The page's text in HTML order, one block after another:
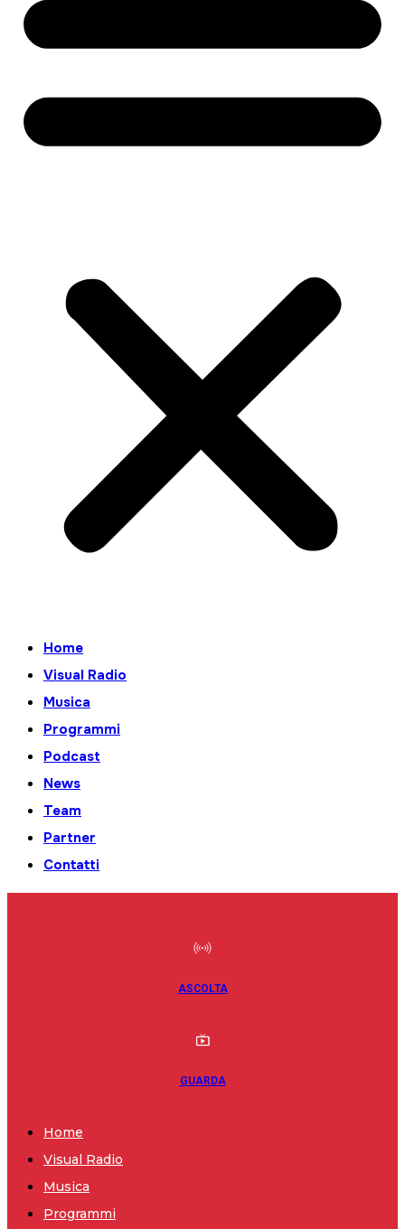
Home
Visual Radio
Musica
Programmi
Podcast
News
Team
Partner
Contatti
ASCOLTA
GUARDA
Home
Visual Radio
Musica
Programmi